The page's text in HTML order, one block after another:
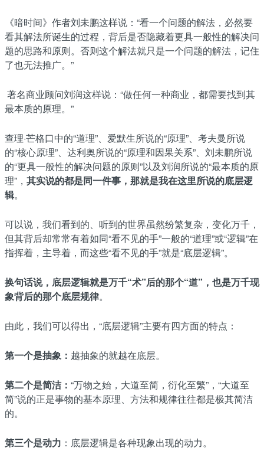
《暗时间》作者刘未鹏这样说：“看一个问题的解法，必然要
看其解法所诞生的过程，背后是否隐藏着更具一般性的解决问
题的思路和原则。否则这个解法就只是一个问题的解法，记住
了也无法推广。”
著名商业顾问刘润这样说：“做任何一种商业，都需要找到其
最本质的原理。”
查理·芒格口中的“道理”、爱默生所说的“原理”、考夫曼所说
的“核心原理”、达利奥所说的“原理和因果关系”、刘未鹏所说
的“更具一般性的解决问题的原则”以及刘润所说的“最本质的原
理”， 其实说的都是同一件事，那就是我在这里所说的底层逻
辑。
可以说，我们看到的、听到的世界虽然纷繁复杂，变化万千，
但其背后却常常有着如同“看不见的手”一般的“道理”或“逻辑”在
指挥着，主导着，而这些“看不见的手”就是“底层逻辑”。
换句话说， 底层逻辑就是万千“术”后的那个“道”，也是万千现
象背后的那个底层规律。
由此，我们可以得出，“底层逻辑”主要有四方面的特点：
第一个是抽象： 越抽象的就越在底层。
第二个是简洁： “万物之始，大道至简，衍化至繁”，“大道至
简”说的正是事物的基本原理、方法和规律往往都是极其简洁
的。
第三个是动力 ：底层逻辑是各种现象出现的动力。